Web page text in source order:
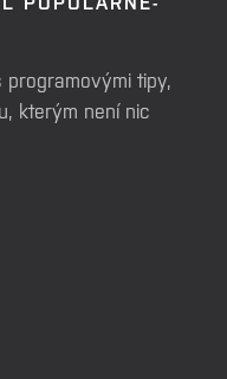
tipy,
kterým není nic